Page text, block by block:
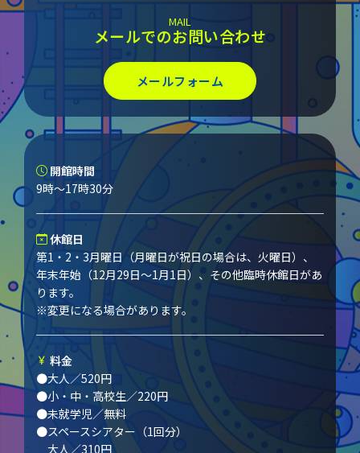
MAIL
メールでのお問い合わせ
メールフォーム
開館時間
9時～17時30分
休館日
第1・2・3月曜日（月曜日が祝日の場合は、火曜日）、
年末年始（12月29日～1月1日）、その他臨時休館日があ
ります。
※変更になる場合があります。
料金
●大人／520円
●小・中・高校生／220円
●未就学児／無料
●スペースシアター（1回分）
大人／310円